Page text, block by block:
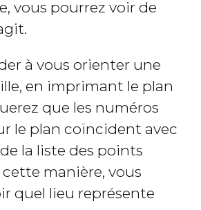
vous pourrez voir de
à vous orienter une
en imprimant le plan
que les numéros
le plan coïncident avec
la liste des points
manière, vous
quel lieu représente